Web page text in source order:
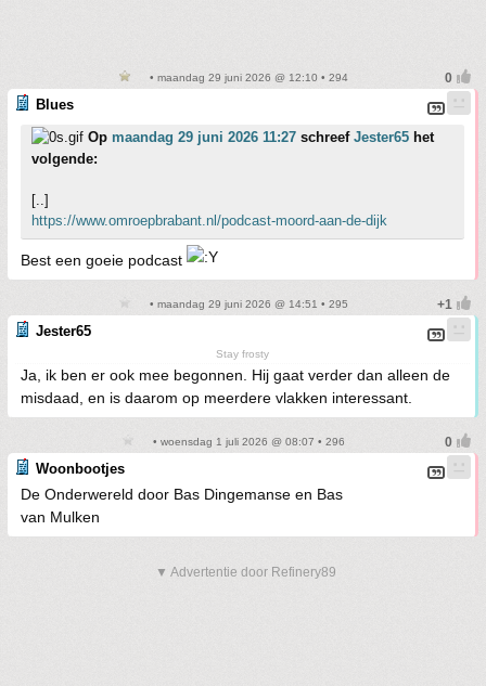
• maandag 29 juni 2026 @ 12:10 • 294
Blues
Op maandag 29 juni 2026 11:27 schreef Jester65 het
volgende:
[..]
https://www.omroepbrabant.nl/podcast-moord-aan-de-dijk
Best een goeie podcast
• maandag 29 juni 2026 @ 14:51 • 295
Jester65
Stay frosty
Ja, ik ben er ook mee begonnen. Hij gaat verder dan alleen de
misdaad, en is daarom op meerdere vlakken interessant.
• woensdag 1 juli 2026 @ 08:07 • 296
Woonbootjes
De Onderwereld door Bas Dingemanse en Bas
van Mulken
▼ Advertentie door Refinery89